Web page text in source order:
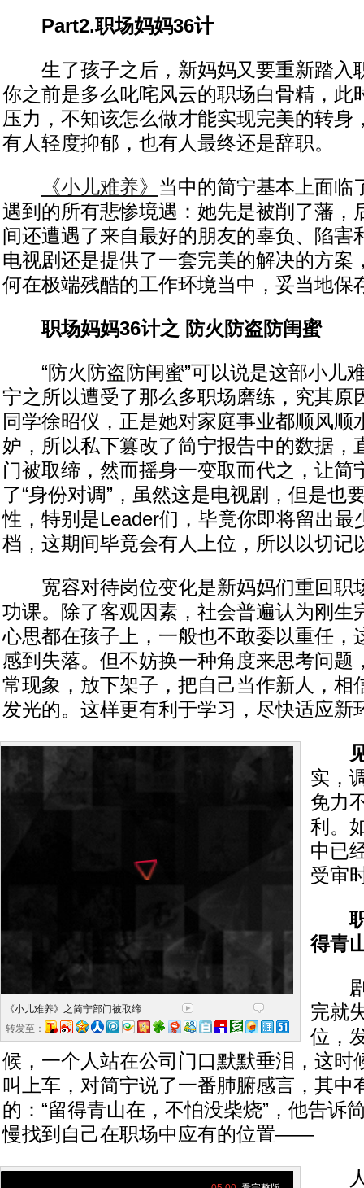
Part2.职场妈妈36计
生了孩子之后，新妈妈又要重新踏入
你之前是多么叱咤风云的职场白骨精，此
压力，不知该怎么做才能实现完美的转身
有人轻度抑郁，也有人最终还是辞职。
《小儿难养》 当中的简宁基本上面临
遇到的所有悲惨境遇：她先是被削了藩，
间还遭遇了来自最好的朋友的辜负、陷害
电视剧还是提供了一套完美的解决的方案
何在极端残酷的工作环境当中，妥当地保
职场妈妈36计之 防火防盗防闺蜜
“防火防盗防闺蜜”可以说是这部小儿
宁之所以遭受了那么多职场磨练，究其原
同学徐昭仪，正是她对家庭事业都顺风顺
妒，所以私下篡改了简宁报告中的数据，
门被取缔，然而摇身一变取而代之，让简
了“身份对调”，虽然这是电视剧，但是也
性，特别是Leader们，毕竟你即将留出最
档，这期间毕竟会有人上位，所以以切记
宽容对待岗位变化是新妈妈们重回职
功课。除了客观因素，社会普遍认为刚生
心思都在孩子上，一般也不敢委以重任，
感到失落。但不妨换一种角度来思考问题
常现象，放下架子，把自己当作新人，相
发光的。这样更有利于学习，尽快适应新
《小儿难养》之简宁部门被取缔
转发至：
实，
免力
利。
中已
受审
得青
剧
完就
位，
候，一个人站在公司门口默默垂泪，这时
叫上车，对简宁说了一番肺腑感言，其中
的：“留得青山在，不怕没柴烧”，他告诉
慢找到自己在职场中应有的位置——
人